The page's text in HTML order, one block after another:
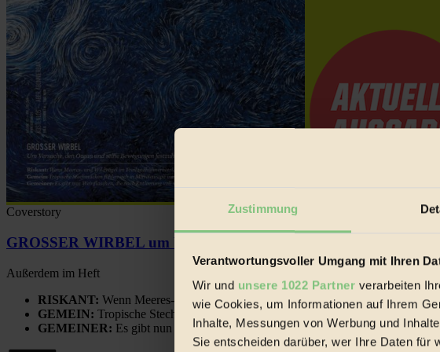
Zustimmung
Verantwortungsvoller Umgang mit Ihren
Wir und unsere 1022 Partner verarbeiten
wie Cookies, um Informationen auf Ihrem
Inhalte, Messungen von Werbung und
Sie entscheiden darüber, wer Ihre Daten für
Coverstory
GROSSER WIRBEL um Versuche, den Ozean und seine
Außerdem im Heft
RISKANT: Wenn Meeres- und Wildvögel im Freilandhühnerbetrieb
GEMEIN: Tropische Stechmücken fühlen sich in Mitteleuropa inziwschen oft zu
GEMEINER: Es gibt nun Weinflaschen, die nach Entleerung voll wieder zu